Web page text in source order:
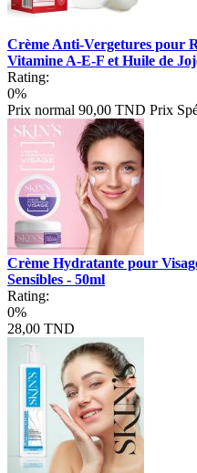
Crème Anti-Vergetures pour
Vitamine A-E-F et Huile de
Rating:
0%
Prix normal 90,00 TND Prix
Crème Hydratante pour
Sensibles - 50ml
Rating:
0%
28,00 TND